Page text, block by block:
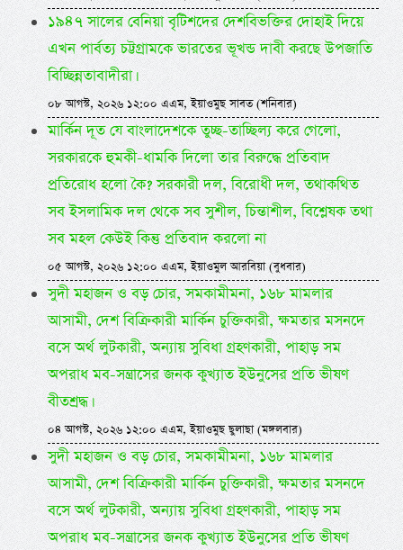
১৯৪৭ সালের বেনিয়া বৃটিশদের দেশবিভক্তির দোহাই দিয়ে
এখন পার্বত্য চট্টগ্রামকে ভারতের ভূখন্ড দাবী করছে উপজাতি
বিচ্ছিন্নতাবাদীরা।
০৮ আগস্ট, ২০২৬ ১২:০০ এএম, ইয়াওমুছ সাবত (শনিবার)
মার্কিন দূত যে বাংলাদেশকে তুচ্ছ-তাচ্ছিল্য করে গেলো,
সরকারকে হুমকী-ধামকি দিলো তার বিরুদ্ধে প্রতিবাদ
প্রতিরোধ হলো কৈ? সরকারী দল, বিরোধী দল, তথাকথিত
সব ইসলামিক দল থেকে সব সুশীল, চিন্তাশীল, বিশ্লেষক তথা
সব মহল কেউই কিন্তু প্রতিবাদ করলো না
০৫ আগস্ট, ২০২৬ ১২:০০ এএম, ইয়াওমুল আরবিয়া (বুধবার)
সুদী মহাজন ও বড় চোর, সমকামীমনা, ১৬৮ মামলার
আসামী, দেশ বিক্রিকারী মার্কিন চুক্তিকারী, ক্ষমতার মসনদে
বসে অর্থ লুটকারী, অন্যায় সুবিধা গ্রহণকারী, পাহাড় সম
অপরাধ মব-সন্ত্রাসের জনক কুখ্যাত ইউনুসের প্রতি ভীষণ
বীতশ্রদ্ধ।
০৪ আগস্ট, ২০২৬ ১২:০০ এএম, ইয়াওমুছ ছুলাছা (মঙ্গলবার)
সুদী মহাজন ও বড় চোর, সমকামীমনা, ১৬৮ মামলার
আসামী, দেশ বিক্রিকারী মার্কিন চুক্তিকারী, ক্ষমতার মসনদে
বসে অর্থ লুটকারী, অন্যায় সুবিধা গ্রহণকারী, পাহাড় সম
অপরাধ মব-সন্ত্রাসের জনক কুখ্যাত ইউনুসের প্রতি ভীষণ